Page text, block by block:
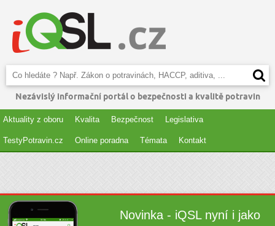
Nezávislý informační portál o bezpečnosti a kvalitě potravin
Aktuality z oboru Kvalita Bezpečnost Legislativa
TestyPotravin.cz Online poradna Témata Kontakt
Novinka - iQSL nyní i jako